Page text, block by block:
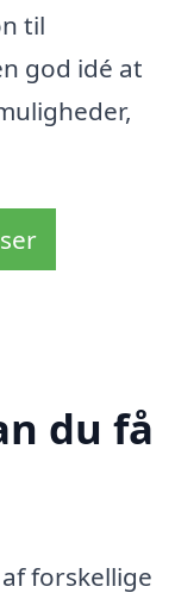
til
god idé at
du få
forskellige